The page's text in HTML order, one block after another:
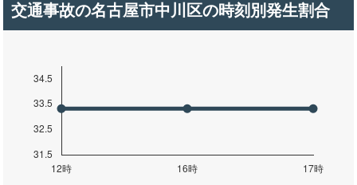
交通事故の名古屋市中川区の時刻別発生割合